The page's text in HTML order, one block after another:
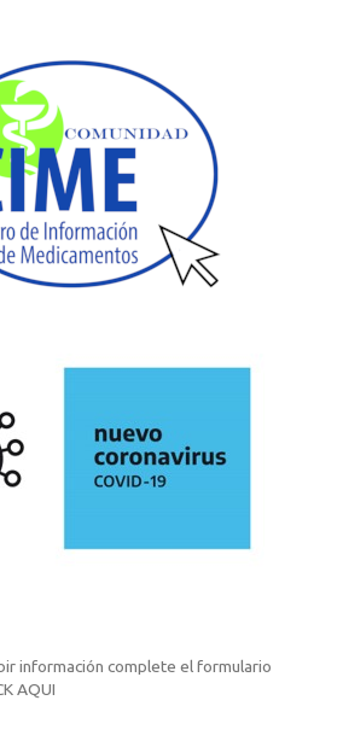
información complete el formulario
AQUI